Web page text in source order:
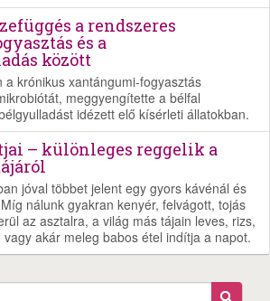
a rendszeres
és a
között
a krónikus xantángumi-fogyasztás
meggyengítette a bélfal
idézett elő kísérleti állatokban.
– különleges reggelik a
jóval többet jelent egy gyors kávénál és
nálunk gyakran kenyér, felvágott, tojás
az asztalra, a világ más tájain leves, rizs,
akár meleg babos étel indítja a napot.